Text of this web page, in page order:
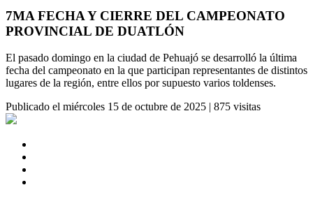
7MA FECHA Y CIERRE DEL CAMPEONATO
PROVINCIAL DE DUATLÓN
El pasado domingo en la ciudad de Pehuajó se desarrolló la última
fecha del campeonato en la que participan representantes de distintos
lugares de la región, entre ellos por supuesto varios toldenses.
Publicado el miércoles 15 de octubre de 2025 | 875 visitas